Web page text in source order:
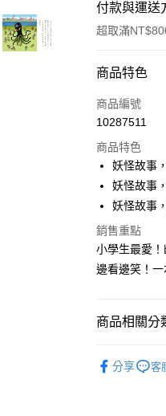
付款與運送
超取滿
付款方式
信用卡一次付
Apple Pay
大哥付你分期
相關說明
【大哥付你分
1.本服務由台
2.付款方式選
流程，驗證手
消。如遇「轉
1.分期款項不
AFTEE先享後
相關說明
【關於「
１．簡單：不
２．便利：只
【「AFTEE先
付款後全家取
商品特色
商品編號
10287511
商品特色
妖怪故事
妖怪故事
妖怪故事
銷售重點
小學生最愛！
邊看邊笑！一
商品相關分
分享
客